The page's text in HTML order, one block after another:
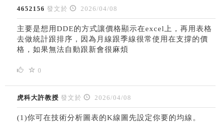
4652156 發文於 2026/04/08
主要是想用DDE的方式讓價格顯示在excel上，再用表格
去做統計跟排序，因為月線跟季線很常使用在支撐的價
格，如果無法自動跟新會很麻煩
0
虎科大許教授 發文於 2026/04/08
(1)你可在技術分析圖表的K線圖先設定你要的均線。